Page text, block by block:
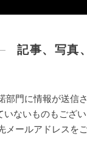
記事、写真
部門に情報が送信
ないものもござ
メールアドレスを